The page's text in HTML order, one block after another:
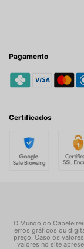
Pagamento
Certificados
O Mundo do
erros gráficos ou
preço. Caso os
valores no site